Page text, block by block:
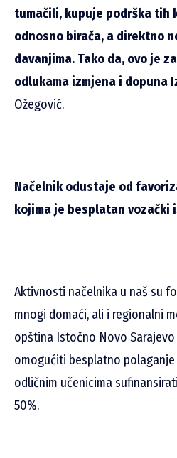
tumačili, kupuje podrška tih
odnosno birača, a direktno
davanjima. Tako da, ovo je
odlukama izmjena i dopuna
Ožegović.
Načelnik odustaje od
kojima je besplatan vozački
Aktivnosti načelnika u naš su
mnogi domaći, ali i regionalni
opština Istočno Novo
omogućiti besplatno
odličnim učenicima
50%.